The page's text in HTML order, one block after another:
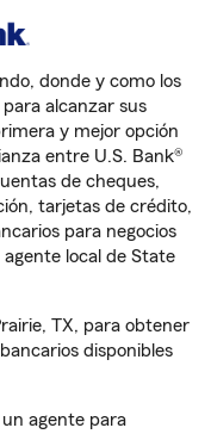
donde y como los
alcanzar sus
y mejor opción
entre U.S. Bank®
de cheques,
tarjetas de crédito,
para negocios
local de State
TX, para obtener
disponibles
un agente para